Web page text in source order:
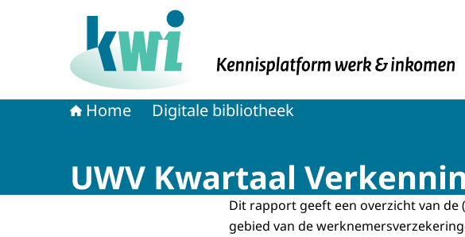
Naar de homepage van Kennisplatform Werk en Inkomen
Home Digitale bibliotheek
UWV Kwartaal
Dit rapport geeft een overzicht van
gebied van de